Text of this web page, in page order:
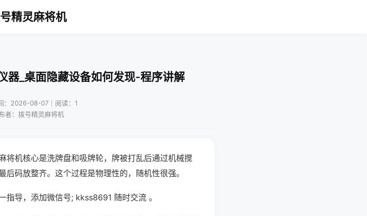
精灵麻将机
器_桌面隐藏设备如何发现-程序讲解
：2026-08-07｜阅读：1
者：拨号精灵麻将机
将机核心是洗牌盘和吸牌轮，牌被打乱后通过机械搅
码放整齐。这个过程是物理性的，随机性很强。
导，添加微信号; kkss8691 随时交流 。